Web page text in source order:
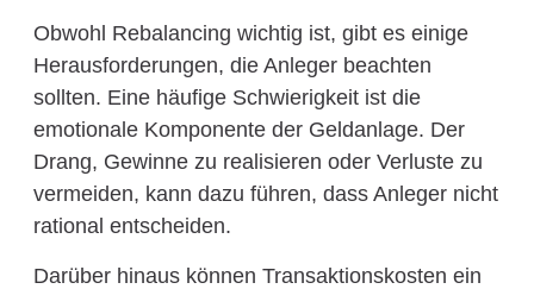
Obwohl Rebalancing wichtig ist, gibt es einige
Herausforderungen, die Anleger beachten
sollten. Eine häufige Schwierigkeit ist die
emotionale Komponente der Geldanlage. Der
Drang, Gewinne zu realisieren oder Verluste zu
vermeiden, kann dazu führen, dass Anleger nicht
rational entscheiden.
Darüber hinaus können Transaktionskosten ein